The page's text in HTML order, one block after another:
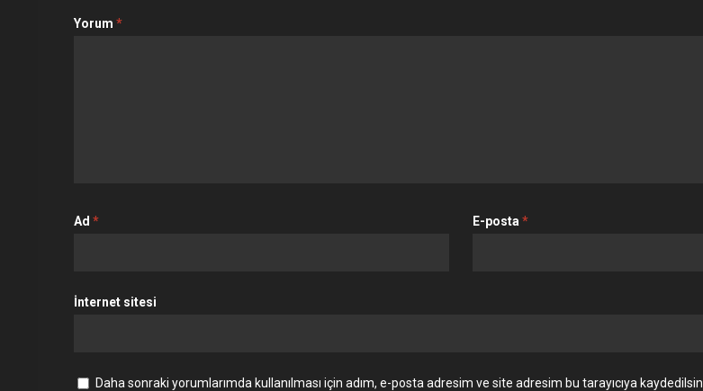
Yorum *
Ad * E-posta *
İnternet sitesi
Daha sonraki yorumlarımda kullanılması için adım, e-posta adresim ve site adresim bu tarayıcıya kaydedilsin.